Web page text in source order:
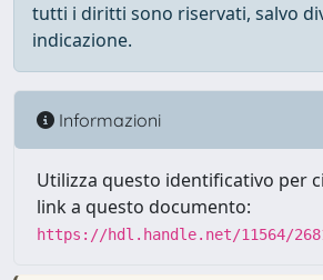
tutti i diritti sono riservati, salvo
indicazione.
Informazioni
Utilizza questo identificativo per
link a questo documento:
https://hdl.handle.net/11564/